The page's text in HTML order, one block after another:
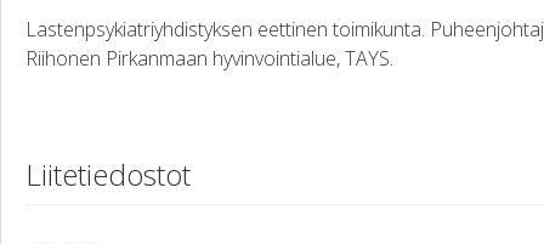
Lastenpsykiatriyhdistyksen eettinen toimikunta.
Riihonen Pirkanmaan hyvinvointialue, TAYS.
Liitetiedostot